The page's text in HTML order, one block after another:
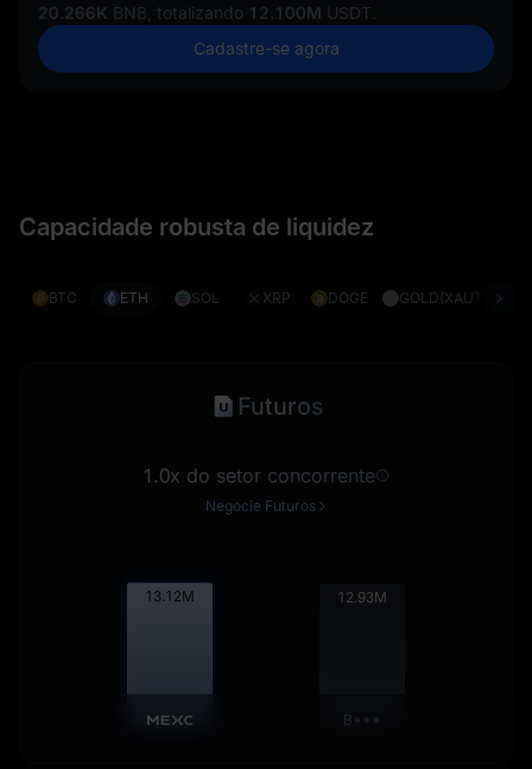
20.266K BNB, totalizando 12.100M USDT.
Cadastre-se agora
Capacidade robusta de liquidez
BTC ETH SOL XRP DOGE GOLD(XAUT)
Futuros
1.0x do setor concorrente
Negocie Futuros
13.13M 12.94M
B***